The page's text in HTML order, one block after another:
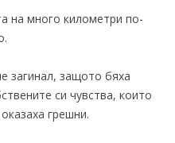
на много километри по-
загинал, защото бяха
си чувства, които
грешни.